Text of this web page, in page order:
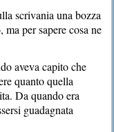
scrivania una bozza
per sapere cosa ne
aveva capito che
quanto quella
Da quando era
guadagnata